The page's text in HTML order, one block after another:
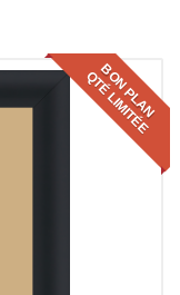
BON PLAN
QTÉ LIMITÉE